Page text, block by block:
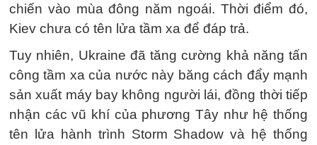
chiến vào mùa đông năm ngoái. Thời điểm đó,
Kiev chưa có tên lửa tầm xa để đáp trả.
Tuy nhiên, Ukraine đã tăng cường khả năng tấn
công tầm xa của nước này băng cách đẩy mạnh
sản xuất máy bay không người lái, đồng thời tiếp
nhận các vũ khí của phương Tây như hệ thống
tên lửa hành trình Storm Shadow và hệ thống